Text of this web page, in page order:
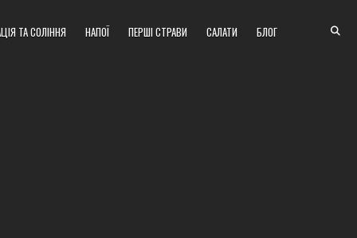
ТА СОЛІННЯ НАПОЇ ПЕРШІ СТРАВИ САЛАТИ БЛОГ